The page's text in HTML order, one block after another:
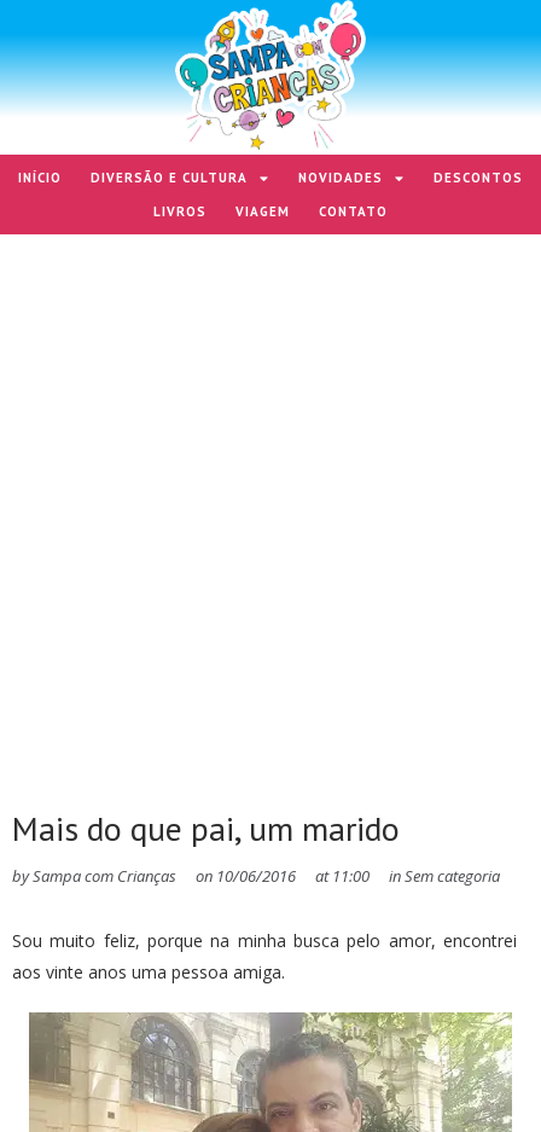
INÍCIO DIVERSÃO E CULTURA NOVIDADES
DESCONTOS
LIVROS
VIAGEM CONTATO
Mais do que pai, um marido
bySampa com Crianças on 10/06/2016 at 11:00 inSem categoria
Sou muito feliz, porque na minha busca pelo amor, encontrei
aos vinte anos uma pessoa amiga.